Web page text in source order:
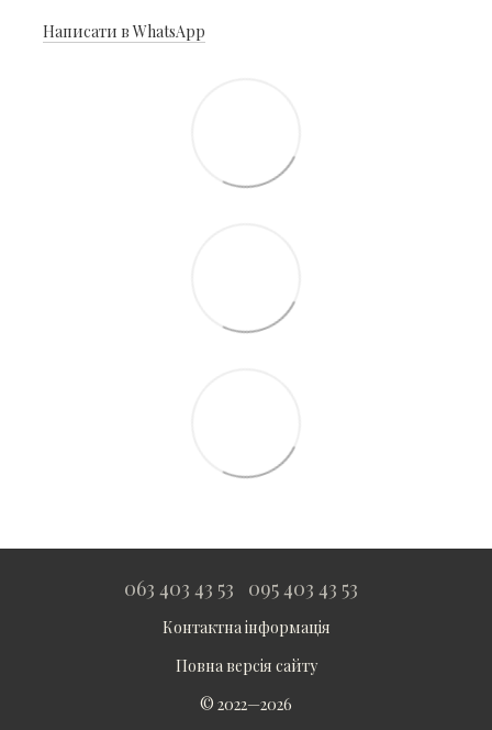
Написати в WhatsApp
063 403 43 53 095 403 43 53
Контактна інформація
Повна версія сайту
© 2022—2026